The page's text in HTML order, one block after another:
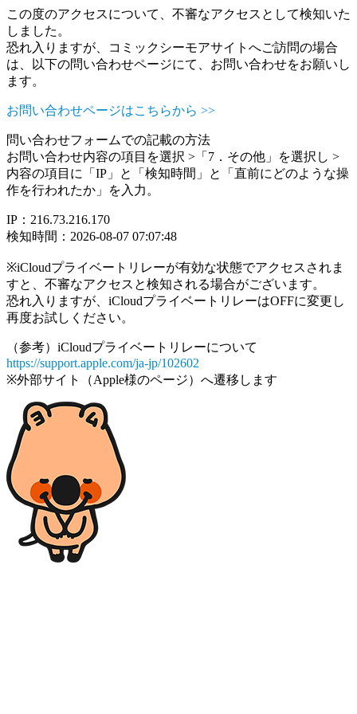
この度のアクセスについて、不審なアクセスとして検知いた
しました。
恐れ入りますが、コミックシーモアサイトへご訪問の場合
は、以下の問い合わせページにて、お問い合わせをお願いし
ます。
お問い合わせページはこちらから >>
問い合わせフォームでの記載の方法
お問い合わせ内容の項目を選択 >「7．その他」を選択し >
内容の項目に「IP」と「検知時間」と「直前にどのような操
作を行われたか」を入力。
IP：216.73.216.170
検知時間：2026-08-07 07:07:48
※iCloudプライベートリレーが有効な状態でアクセスされま
すと、不審なアクセスと検知される場合がございます。
恐れ入りますが、iCloudプライベートリレーはOFFに変更し
再度お試しください。
（参考）iCloudプライベートリレーについて
https://support.apple.com/ja-jp/102602
※外部サイト（Apple様のページ）へ遷移します